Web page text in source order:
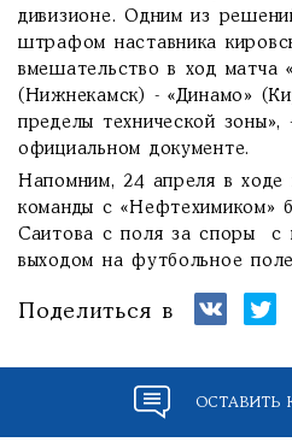
дивизионе. Одним из
штрафом наставника
вмешательство в ход матча
(Нижнекамск) - «Динамо»
пределы технической зоны»,
официальном документе.
Напомним, 24 апреля в ходе
команды с «Нефтехимиком»
Саитова с поля за споры с
выходом на футбольное
Поделиться в
ОСТАВИТЬ